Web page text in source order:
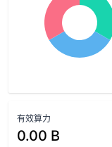
有效算力
0.00 B